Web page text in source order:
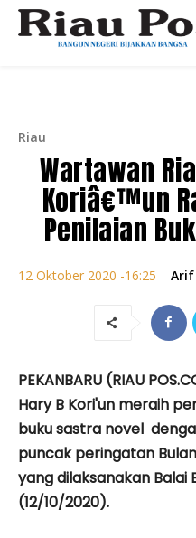
Riau
Wartawan
Koriâ€™un
Penilaian
12 Oktober 2020 -16:25 |
PEKANBARU (RIAU
Hary B Kori'un meraih
buku sastra novel
puncak peringatan
yang dilaksanakan Balai
(12/10/2020).